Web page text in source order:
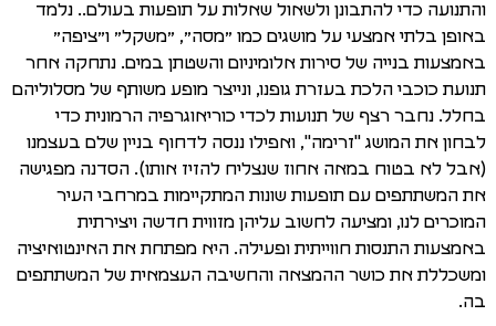
והתנועה כדי להתבונן ולשאול שאלות על תופעות בעולם.. נלמד
באופן בלתי אמצעי על מושגים כמו ״מסה״, ״משקל״ ו״ציפה״
באמצעות בנייה של סירות אלומיניום והשטתן במים. נתחקה אחר
תנועת כוכבי הלכת בעזרת גופנו, ונייצר מופע משותף של מסלוליהם
בחלל. נחבר רצף של תנועות לכדי כוריאוגרפיה הרמונית כדי
לבחון את המושג "זרימה", ואפילו ננסה לדחוף בניין שלם בעצמנו
(אבל לא בטוח במאה אחוז שנצליח להזיז אותו). הסדנה מפגישה
את המשתתפים עם תופעות שונות המתקיימות במרחבי העיר
המוכרים לנו, ומציעה לחשוב עליהן מזווית חדשה ויצירתית
באמצעות התנסות חווייתית ופעילה. היא מפתחת את האינטואיציה
ומשכללת את כושר ההמצאה והחשיבה העצמאית של המשתתפים
בה.